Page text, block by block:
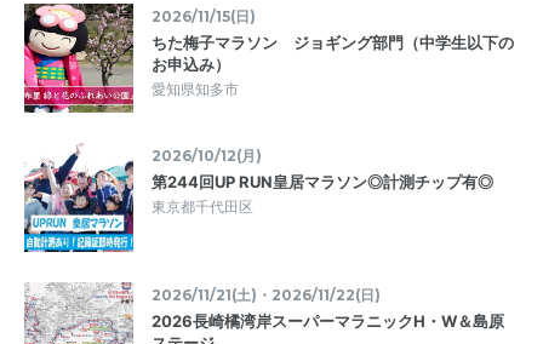
2026/11/15(日)
ちた梅子マラソン ジョギング部門（中学生以下の
お申込み）
愛知県知多市
2026/10/12(月)
第244回UP RUN皇居マラソン◎計測チップ有◎
東京都千代田区
2026/11/21(土)・2026/11/22(日)
2026長崎橘湾岸スーパーマラニックH・W＆島原